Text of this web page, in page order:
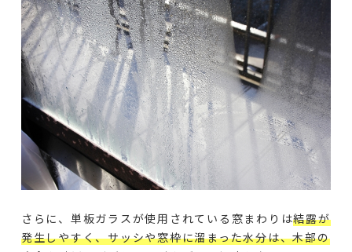
さらに、単板ガラスが使用されている窓まわりは結露が
発生しやすく、サッシや窓枠に溜まった水分は、木部の